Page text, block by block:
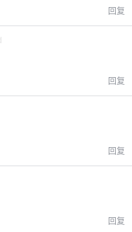
回复
回复
回复
回复